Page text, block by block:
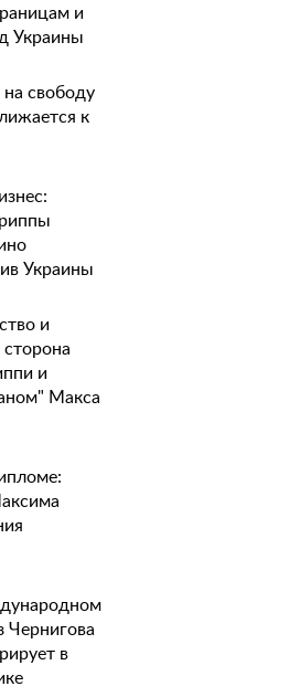
и
Украины
на свободу
к
Украины
и
и
Макса
Чернигова
в